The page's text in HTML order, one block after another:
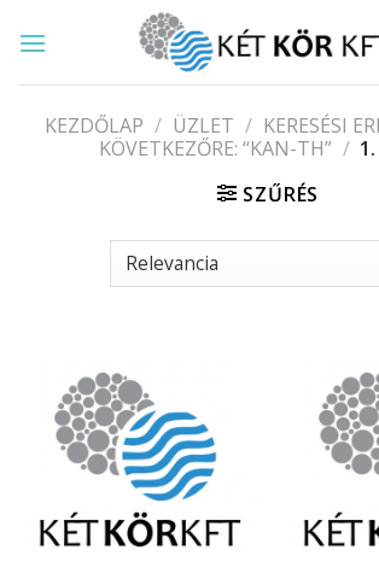
KEZDŐLAP / ÜZLET / KERESÉSI
KÖVETKEZŐRE: “KAN-TH” /
SZŰRÉS